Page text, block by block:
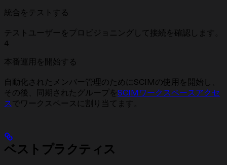
統合をテストする
テストユーザーをプロビジョニングして接続を確認します。
4
本番運用を開始する
自動化されたメンバー管理のためにSCIMの使用を開始し、
その後、同期されたグループをSCIMワークスペースアクセ
スでワークスペースに割り当てます。
ベストプラクティス